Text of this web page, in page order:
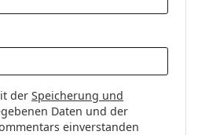
derSpeicherung und
Daten und der
einverstanden